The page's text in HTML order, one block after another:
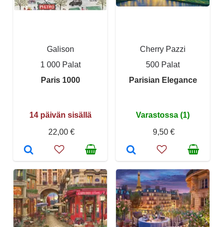
Galison
1 000 Palat
Paris 1000
14 päivän sisällä
22,00 €
Cherry Pazzi
500 Palat
Parisian Elegance
Varastossa (1)
9,50 €